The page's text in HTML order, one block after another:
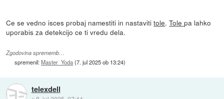
Ce se vedno isces probaj namestiti in nastavititole.Tolepa lahko
uporabis za detekcijo ce ti vredu dela.
Zgodovina sprememb…
spremenil:Master_Yoda(7. jul 2025 ob 13:24)
telexdell